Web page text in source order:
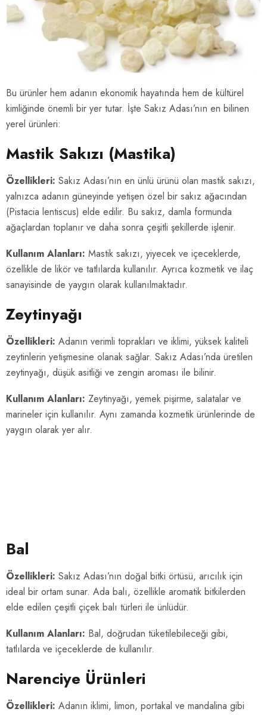
Bu ürünler hem adanın ekonomik hayatında hem de kültürel
kimliğinde önemli bir yer tutar. İşte Sakız Adası’nın en bilinen
yerel ürünleri:
Mastik Sakızı (Mastika)
Özellikleri: Sakız Adası’nın en ünlü ürünü olan mastik sakızı,
yalnızca adanın güneyinde yetişen özel bir sakız ağacından
(Pistacia lentiscus) elde edilir. Bu sakız, damla formunda
ağaçlardan toplanır ve daha sonra çeşitli şekillerde işlenir.
Kullanım Alanları: Mastik sakızı, yiyecek ve içeceklerde,
özellikle de likör ve tatlılarda kullanılır. Ayrıca kozmetik ve ilaç
sanayisinde de yaygın olarak kullanılmaktadır.
Zeytinyağı
Özellikleri: Adanın verimli toprakları ve iklimi, yüksek kaliteli
zeytinlerin yetişmesine olanak sağlar. Sakız Adası’nda üretilen
zeytinyağı, düşük asitliği ve zengin aroması ile bilinir.
Kullanım Alanları: Zeytinyağı, yemek pişirme, salatalar ve
marineler için kullanılır. Aynı zamanda kozmetik ürünlerinde de
yaygın olarak yer alır.
Bal
Özellikleri: Sakız Adası’nın doğal bitki örtüsü, arıcılık için
ideal bir ortam sunar. Ada balı, özellikle aromatik bitkilerden
elde edilen çeşitli çiçek balı türleri ile ünlüdür.
Kullanım Alanları: Bal, doğrudan tüketilebileceği gibi,
tatlılarda ve içeceklerde de kullanılır.
Narenciye Ürünleri
Özellikleri: Adanın iklimi, limon, portakal ve mandalina gibi